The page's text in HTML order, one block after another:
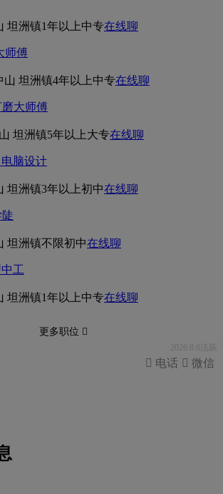
坦洲镇1年以上中专在线聊
师傅
山 坦洲镇4年以上中专在线聊
大师傅
坦洲镇5年以上大专在线聊
脑设计
坦洲镇3年以上初中在线聊
坦洲镇不限初中在线聊
工
坦洲镇1年以上中专在线聊
更多职位 
2026.8.6活跃
 微信
 电话